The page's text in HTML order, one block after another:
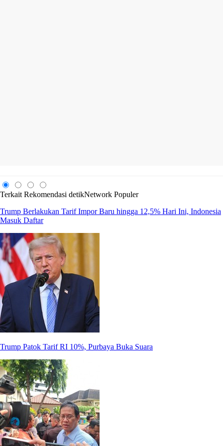
Terkait Rekomendasi detikNetwork Populer
Trump Berlakukan Tarif Impor Baru hingga 12,5% Hari Ini, Indonesia
Masuk Daftar
Trump Patok Tarif RI 10%, Purbaya Buka Suara